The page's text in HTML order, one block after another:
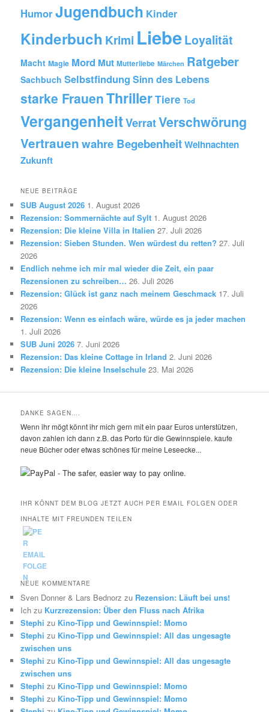
HumorJugendbuch Kinder
Kinderbuch Krimi LiebeLoyalität
Macht Magie Mord Mut Mutterliebe Märchen Ratgeber
Sachbuch Selbstfindung Sinn des Lebens
starke FrauenThrillerTiere Tod
VergangenheitVerratVerschwörung
Vertrauenwahre BegebenheitWeihnachten
Zukunft
NEUE BEITRÄGE
SUB August 2026 1. August 2026
Rezension: Sommernächte auf Sylt 1. August 2026
Rezension: Die kleine Villa in Italien 27. Juli 2026
Rezension: Sieben Stunden. Wen würdest du retten? 27. Juli
2026
Endlich nehme ich mir mal wieder die Zeit, ein paar
Rezensionen zu schreiben… 26. Juli 2026
Rezension: Glück ist ganz nach meinem Geschmack 17. Juli
2026
Rezension: Wenn es einfach wäre, würde es ja jeder machen
1. Juli 2026
SUB Juni 2026 7. Juni 2026
Rezension: Das kleine Cottage in Irland 2. Juni 2026
Rezension: Die kleine Inselschule 23. Mai 2026
DANKE SAGEN….
Wenn ihr mögt könnt ihr mich gern mit ein paar Euros unterstützen,
davon zahlen ich dann z.B. das Porto für die Gewinnspiele. kaufe
neue Bücher oder etwas schönes für meine Leseecke...
IHR KÖNNT DEM BLOG JETZT AUCH PER EMAIL FOLGEN ODER
INHALTE MIT FREUNDEN TEILEN
NEUE KOMMENTARE
Sven Donner & Lars Bednorz zu Rezension: Läuft bei uns!
Ich zu Kurzrezension: Über den Fluss nach Afrika
Stephi zu Kino-Tipp und Gewinnspiel: Momo
Stephi zu Kino-Tipp und Gewinnspiel: All das ungesagte
zwischen uns
Stephi zu Kino-Tipp und Gewinnspiel: All das ungesagte
zwischen uns
Stephi zu Kino-Tipp und Gewinnspiel: Momo
Stephi zu Kino-Tipp und Gewinnspiel: Momo